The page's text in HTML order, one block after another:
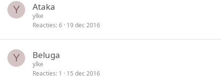
Y Ataka
ylke
Reacties 6 19 dec 2016
Y Beluga
ylke
Reacties 1 15 dec 2016